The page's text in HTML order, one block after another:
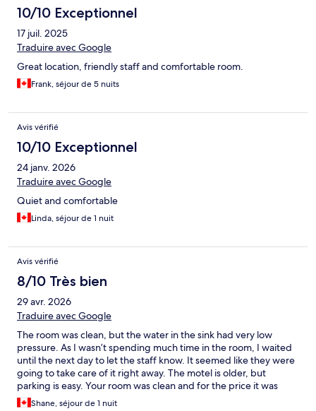
10/10 Exceptionnel
17 juil. 2025
Traduire avec Google
Great location, friendly staff and comfortable room.
Frank, séjour de 5 nuits
Avis vérifié
10/10 Exceptionnel
24 janv. 2026
Traduire avec Google
Quiet and comfortable
Linda, séjour de 1 nuit
Avis vérifié
8/10 Très bien
29 avr. 2026
Traduire avec Google
The room was clean, but the water in the sink had very low
pressure. As I wasn’t spending much time in the room, I waited
until the next day to let the staff know. It seemed like they were
going to take care of it right away. The motel is older, but
parking is easy. Your room was clean and for the price it was
good value.
Shane, séjour de 1 nuit